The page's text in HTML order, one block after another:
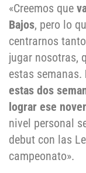
«Creemos que
Bajos, pero lo
centrarnos
jugar nosotras,
estas semanas.
estas dos
lograr ese
nivel personal
debut con las
campeonato».